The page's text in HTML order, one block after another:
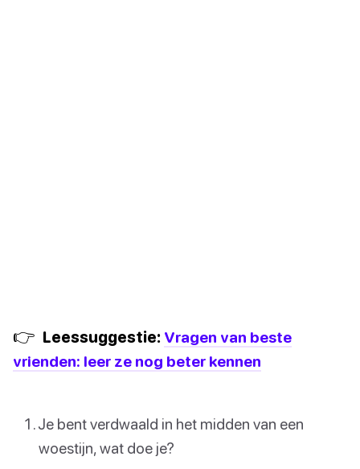
👉 Leessuggestie: Vragen van beste
vrienden: leer ze nog beter kennen
Je bent verdwaald in het midden van een
woestijn, wat doe je?